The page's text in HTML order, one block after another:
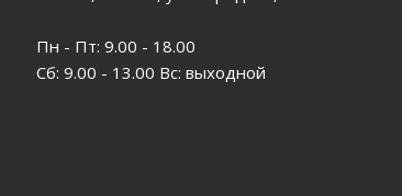
Пн - Пт: 9.00 - 18.00
Сб: 9.00 - 13.00 Вс: выходной